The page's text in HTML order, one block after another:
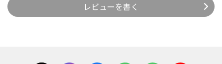
レビューを書く